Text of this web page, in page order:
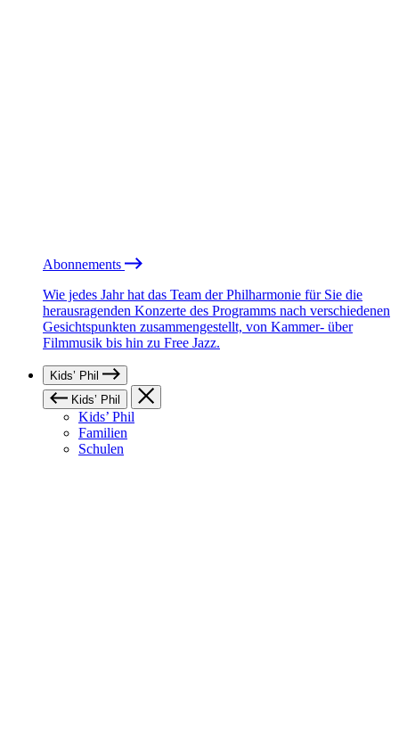
Abonnements
Wie jedes Jahr hat das Team der Philharmonie für Sie die
herausragenden Konzerte des Programms nach verschiedenen
Gesichtspunkten zusammengestellt, von Kammer- über
Filmmusik bis hin zu Free Jazz.
Kids’ Phil
Kids’ Phil
Kids’ Phil
Familien
Schulen